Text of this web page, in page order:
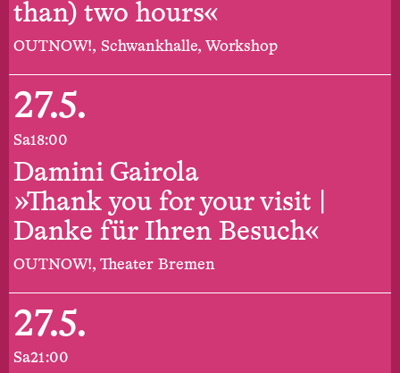
than) two hours«
OUTNOW!, Schwankhalle, Workshop
27.5.
Sa18:00
Damini Gairola
»Thank you for your visit |
Danke für Ihren Besuch«
OUTNOW!, Theater Bremen
27.5.
Sa21:00